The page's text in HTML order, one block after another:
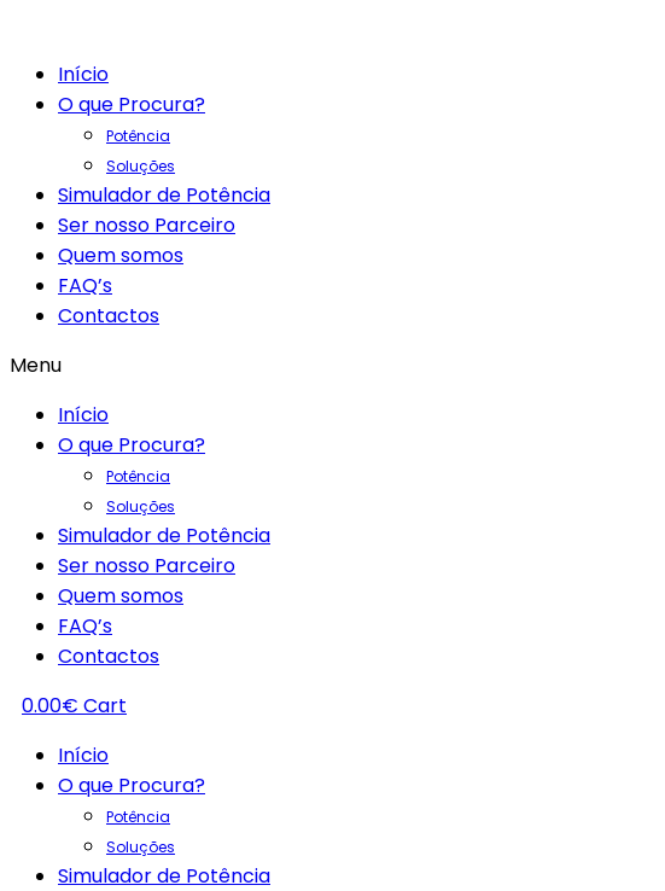
Início
O que Procura?
Potência
Soluções
Simulador de Potência
Ser nosso Parceiro
Quem somos
FAQ’s
Contactos
Menu
Início
O que Procura?
Potência
Soluções
Simulador de Potência
Ser nosso Parceiro
Quem somos
FAQ’s
Contactos
0.00€ Cart
Início
O que Procura?
Potência
Soluções
Simulador de Potência